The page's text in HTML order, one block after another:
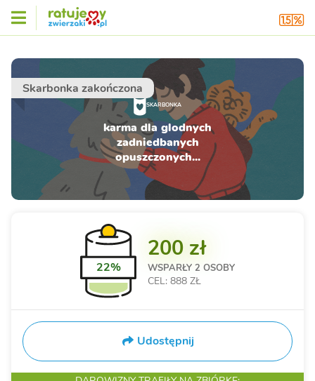
Skarbonka zakończona
SKARBONKA
karma dla glodnych
zadniedbanych
opuszczonych...
22%
200 zł
WSPARŁY 2 OSOBY
CEL: 888 ZŁ
Udostępnij